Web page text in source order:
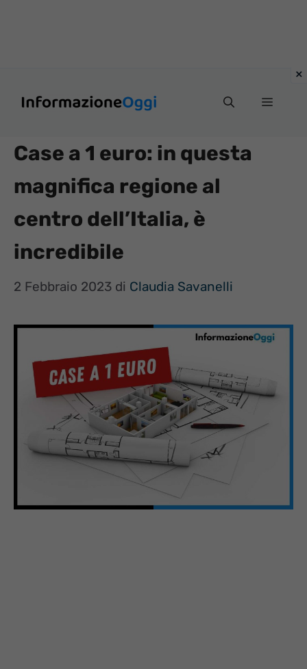
Menu
Case a 1 euro: in questa
magnifica regione al
centro dell’Italia, è
incredibile
2 Febbraio 2023 di Claudia Savanelli